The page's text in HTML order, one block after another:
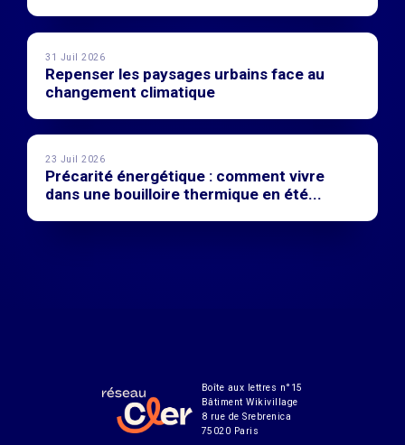
31 Juil 2026
Repenser les paysages urbains face au
changement climatique
23 Juil 2026
Précarité énergétique : comment vivre
dans une bouilloire thermique en été...
Boîte aux lettres n°15
Bâtiment Wikivillage
8 rue de Srebrenica
75020 Paris